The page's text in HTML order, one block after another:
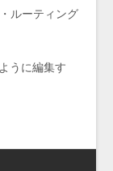
ルーティング
うに編集す